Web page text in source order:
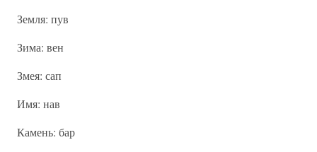
Земля: пув
Зима: вен
Змея: сап
Имя: нав
Камень: бар